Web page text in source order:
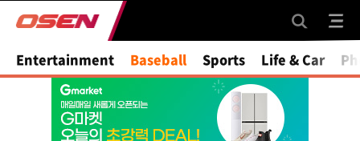
Mute
Entertainment Baseball Sports Life & Car